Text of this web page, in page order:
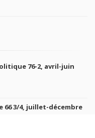
76-2, avril-juin
66 3/4, juillet-décembre